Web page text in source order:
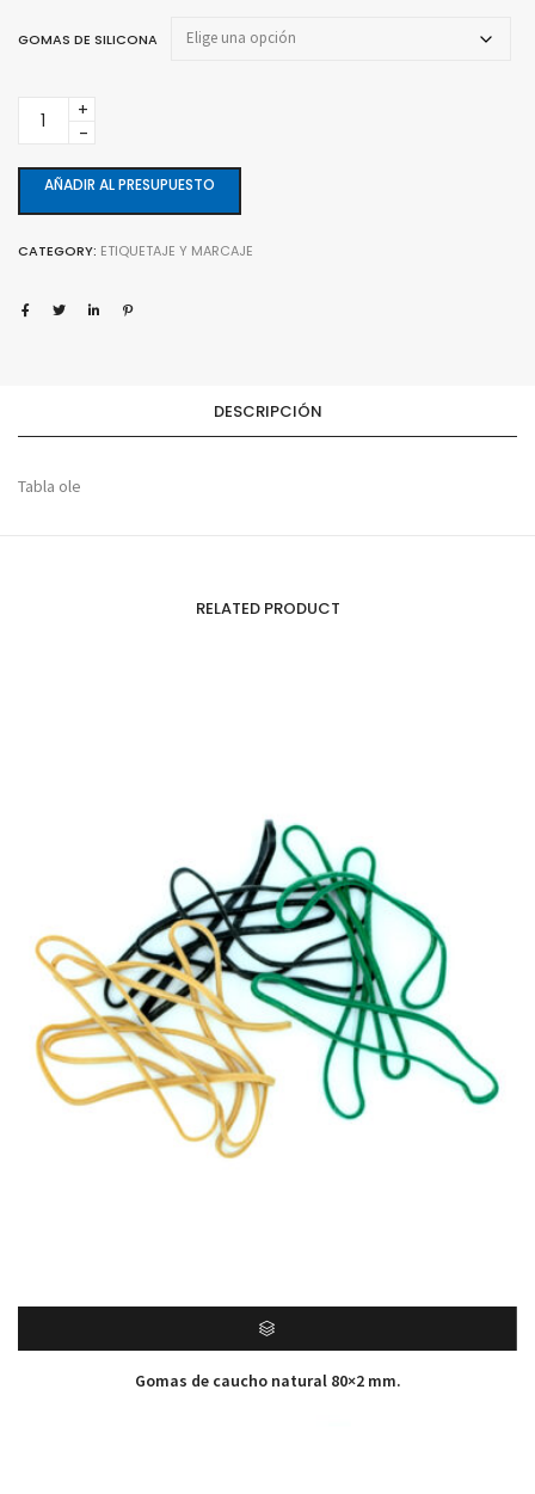
GOMAS DE SILICONA
Gomas
60x8
mm.
AÑADIR AL PRESUPUESTO
CATEGORY: ETIQUETAJE Y MARCAJE
DESCRIPCIÓN
Tabla ole
RELATED PRODUCT
Gomas de caucho natural 80×2 mm.